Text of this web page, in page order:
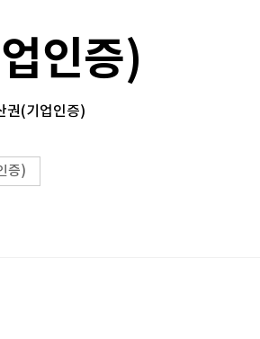
인증)
권(기업인증)
증)